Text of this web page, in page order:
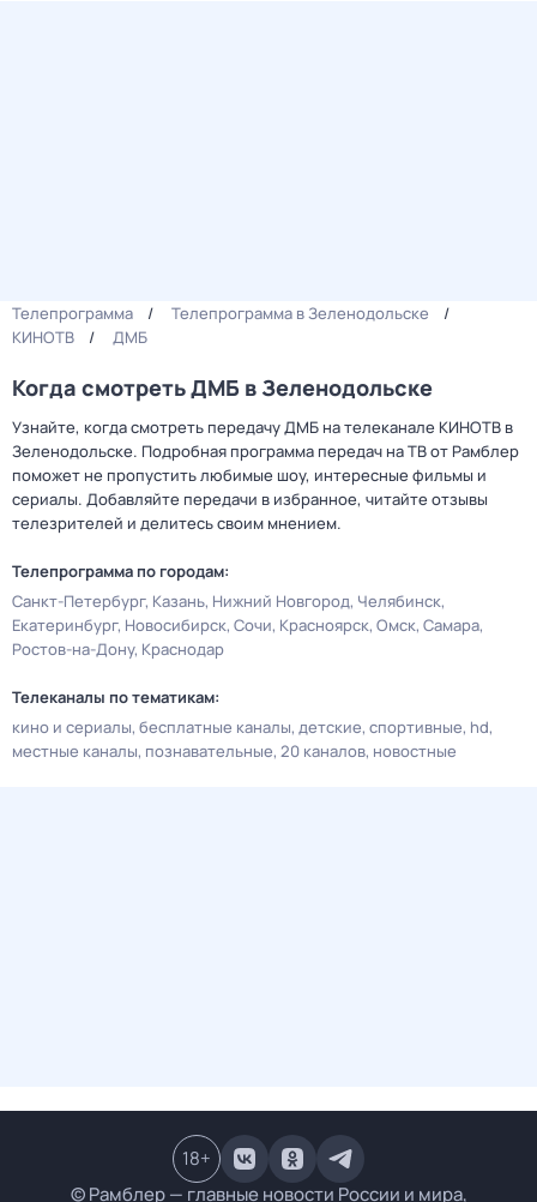
Телепрограмма
Телепрограмма в Зеленодольске
КИНОТВ
ДМБ
Когда смотреть ДМБ в Зеленодольске
Узнайте, когда смотреть передачу ДМБ на телеканале КИНОТВ в
Зеленодольске. Подробная программа передач на ТВ от Рамблер
поможет не пропустить любимые шоу, интересные фильмы и
сериалы. Добавляйте передачи в избранное, читайте отзывы
телезрителей и делитесь своим мнением.
Телепрограмма по городам:
Санкт-Петербург Казань Нижний Новгород Челябинск
Екатеринбург Новосибирск Сочи Красноярск Омск Самара
Ростов-на-Дону Краснодар
Телеканалы по тематикам:
кино и сериалы бесплатные каналы детские спортивные hd
местные каналы познавательные 20 каналов новостные
© Рамблер — главные новости России и мира,
18+